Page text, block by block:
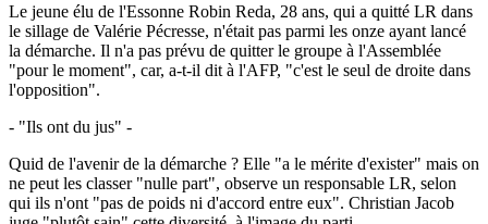
Le jeune élu de l'Essonne Robin Reda, 28 ans, qui a quitté LR dans
le sillage de Valérie Pécresse, n'était pas parmi les onze ayant lancé
la démarche. Il n'a pas prévu de quitter le groupe à l'Assemblée
"pour le moment", car, a-t-il dit à l'AFP, "c'est le seul de droite dans
l'opposition".
- "Ils ont du jus" -
Quid de l'avenir de la démarche ? Elle "a le mérite d'exister" mais on
ne peut les classer "nulle part", observe un responsable LR, selon
qui ils n'ont "pas de poids ni d'accord entre eux". Christian Jacob